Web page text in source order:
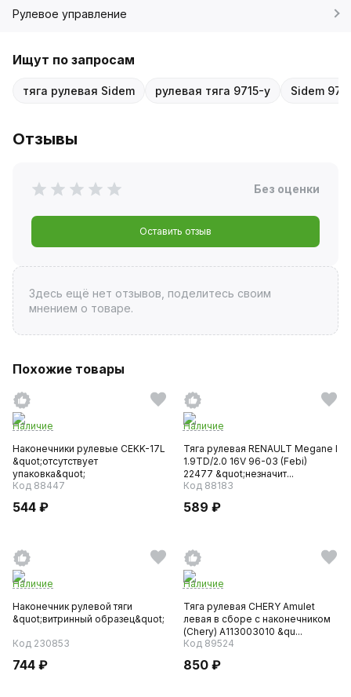
Рулевое управление
Ищут по запросам
тяга рулевая Sidem рулевая тяга 9715-у Sidem
Отзывы
Без оценки
Оставить отзыв
Здесь ещё нет отзывов, поделитесь своим
мнением о товаре.
Похожие товары
Наличие
Наконечники рулевые CEKK-17L
&quot;отсутствует
упаковка&quot;
Код 88447
544 ₽
Наличие
Тяга рулевая RENAULT Megane I
1.9TD/2.0 16V 96-03 (Febi)
22477 &quot;незначит...
Код 88183
589 ₽
Наличие
Наконечник рулевой тяги
&quot;витринный образец&quot;
Код 230853
744 ₽
Наличие
Тяга рулевая CHERY Amulet
левая в сборе с наконечником
(Chery) A113003010 &qu...
Код 89524
850 ₽